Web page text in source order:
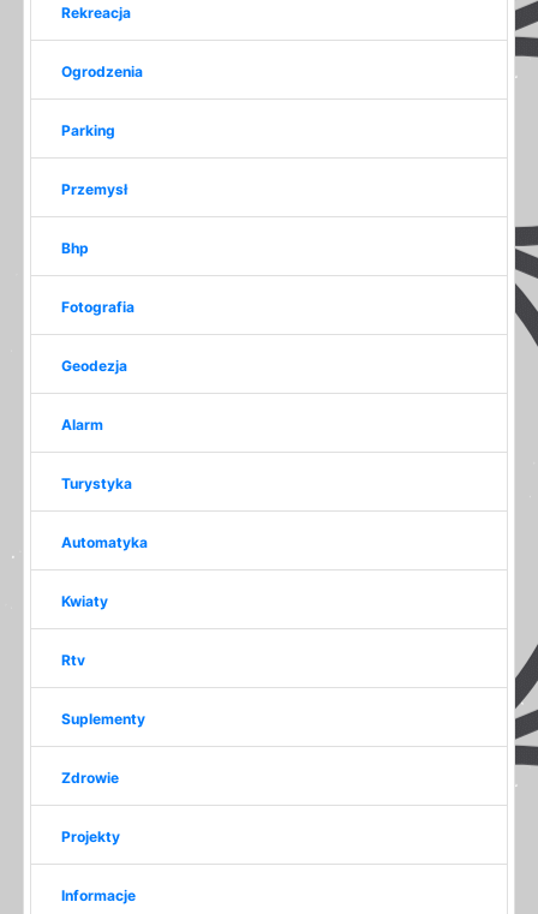
Rekreacja
Ogrodzenia
Parking
Przemysł
Bhp
Fotografia
Geodezja
Alarm
Turystyka
Automatyka
Kwiaty
Rtv
Suplementy
Zdrowie
Projekty
Informacje